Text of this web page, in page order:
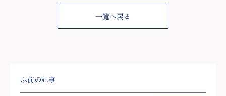
一覧へ戻る
以前の記事